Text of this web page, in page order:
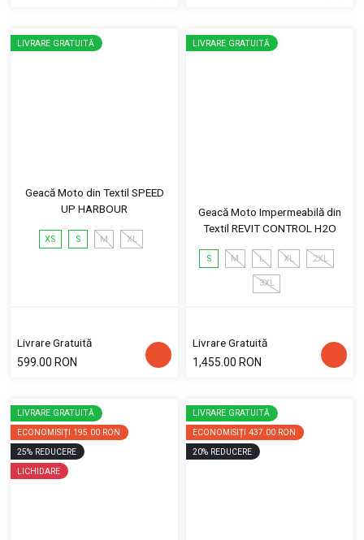
LIVRARE GRATUITĂ
Geacă Moto din Textil SPEED
UP HARBOUR
XS S M XL
Livrare Gratuită
599.00 RON
LIVRARE GRATUITĂ
Geacă Moto Impermeabilă din
Textil REVIT CONTROL H2O
S M L XL 2XL
3XL
Livrare Gratuită
1,455.00 RON
LIVRARE GRATUITĂ
ECONOMISIȚI 195.00 RON
25% REDUCERE
LICHIDARE
LIVRARE GRATUITĂ
ECONOMISIȚI 437.00 RON
20% REDUCERE